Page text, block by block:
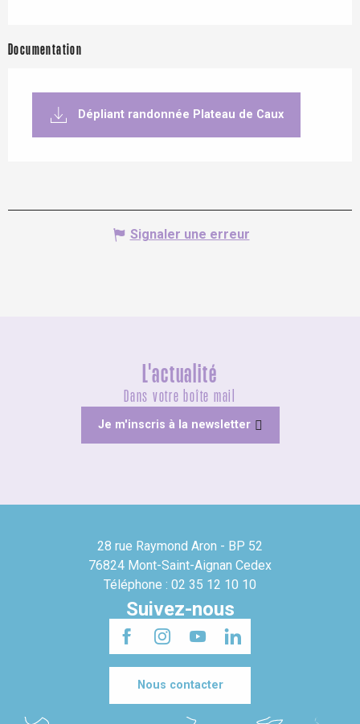
Documentation
Dépliant randonnée Plateau de Caux
Signaler une erreur
L'actualité
Dans votre boîte mail
Je m'inscris à la newsletter
28 rue Raymond Aron - BP 52
76824 Mont-Saint-Aignan Cedex
Téléphone : 02 35 12 10 10
Suivez-nous
Nous contacter